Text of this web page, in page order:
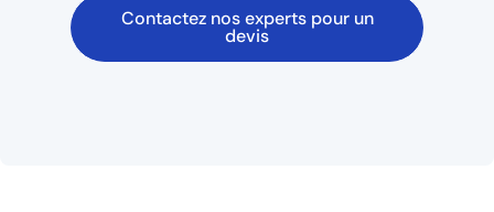
Contactez nos experts pour un
devis